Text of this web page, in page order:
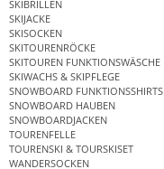
SKIBRILLEN
SKIJACKE
SKISOCKEN
SKITOURENRÖCKE
SKITOUREN FUNKTIONSWÄSCHE
SKIWACHS & SKIPFLEGE
SNOWBOARD FUNKTIONSSHIRTS
SNOWBOARD HAUBEN
SNOWBOARDJACKEN
TOURENFELLE
TOURENSKI & TOURSKISET
WANDERSOCKEN